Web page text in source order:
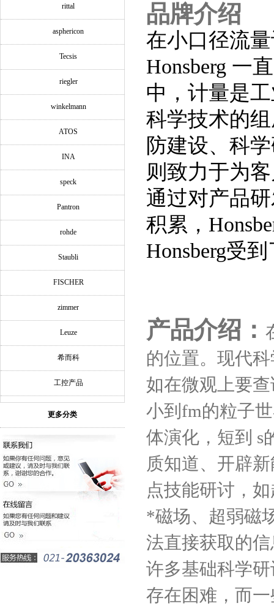
rittal
asphericon
Tecsis
riegler
winkelmann
ATOS
INA
speck
Pantron
rohde
Staubli
FISCHER
zimmer
Leuze
希而科
工控产品
更多分类
品牌介绍
在小口径流
Honsberg 一
中，计量是
科学技术的
防建设、科
则致力于为
通过对产品
积累，
Honsberg受
产品介绍：
的位置。现代
如在微观上要
小到fm的粒子
体演化，短到 s
质知道、开辟
点技能研讨，
*磁场、超弱磁
法直接获取的
许多基础科学
存在困难，而